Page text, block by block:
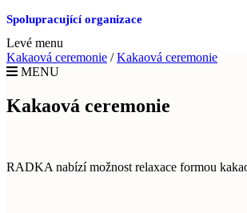
Spolupracující organizace
Levé menu
Kakaová ceremonie /Kakaová ceremonie
MENU
Kakaová ceremonie
RADKA nabízí možnost relaxace formou